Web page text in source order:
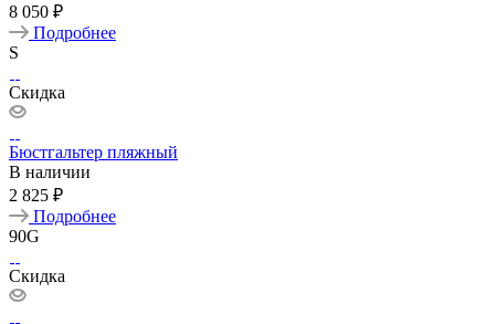
8 050 ₽
Подробнее
S
Скидка
Бюстгальтер пляжный
В наличии
2 825 ₽
Подробнее
90G
Скидка